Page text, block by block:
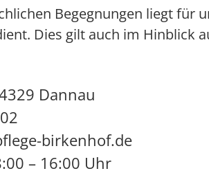
Begegnungen liegt für
Dies gilt auch im Hinblick
Dannau
birkenhof.de
– 16:00 Uhr